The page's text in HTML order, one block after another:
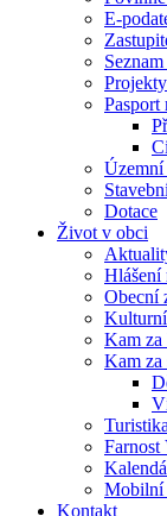
E-
Územní
Dotace
Život v obci
Hlášení
Obecní
Kam za
Kam za
Farnost
Mobilní
Kontakt